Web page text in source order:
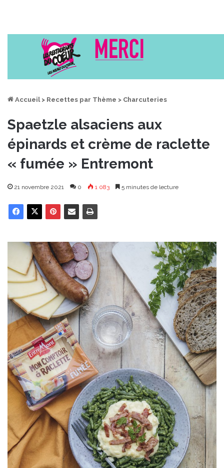
Accueil > Recettes par Thème > Charcuteries
Spaetzle alsaciens aux
épinards et crème de raclette
« fumée » Entremont
21 novembre 2021 0 1 083 5 minutes de lecture